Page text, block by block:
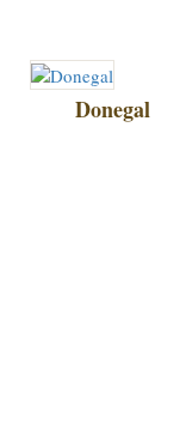
Donegal